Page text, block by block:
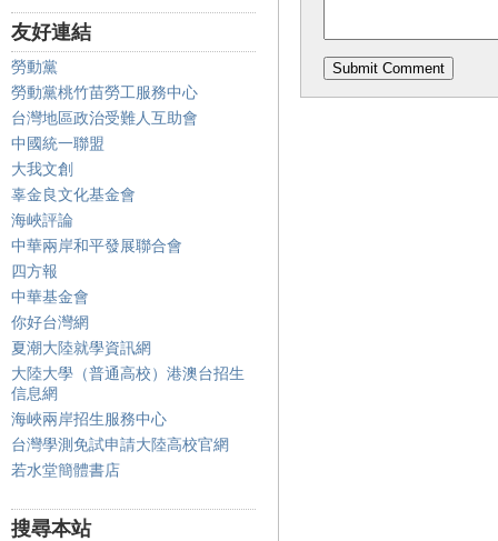
友好連結
勞動黨
勞動黨桃竹苗勞工服務中心
台灣地區政治受難人互助會
中國統一聯盟
大我文創
辜金良文化基金會
海峽評論
中華兩岸和平發展聯合會
四方報
中華基金會
你好台灣網
夏潮大陸就學資訊網
大陸大學（普通高校）港澳台招生
信息網
海峽兩岸招生服務中心
台灣學測免試申請大陸高校官網
若水堂簡體書店
搜尋本站